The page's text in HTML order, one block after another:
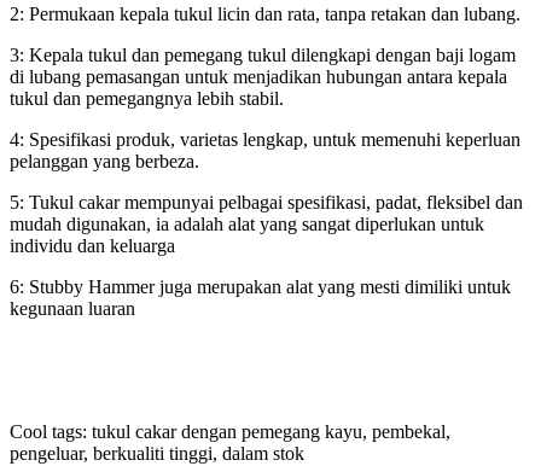
2: Permukaan kepala tukul licin dan rata, tanpa retakan dan lubang.
3: Kepala tukul dan pemegang tukul dilengkapi dengan baji logam
di lubang pemasangan untuk menjadikan hubungan antara kepala
tukul dan pemegangnya lebih stabil.
4: Spesifikasi produk, varietas lengkap, untuk memenuhi keperluan
pelanggan yang berbeza.
5: Tukul cakar mempunyai pelbagai spesifikasi, padat, fleksibel dan
mudah digunakan, ia adalah alat yang sangat diperlukan untuk
individu dan keluarga
6: Stubby Hammer juga merupakan alat yang mesti dimiliki untuk
kegunaan luaran
Cool tags: tukul cakar dengan pemegang kayu, pembekal,
pengeluar, berkualiti tinggi, dalam stok